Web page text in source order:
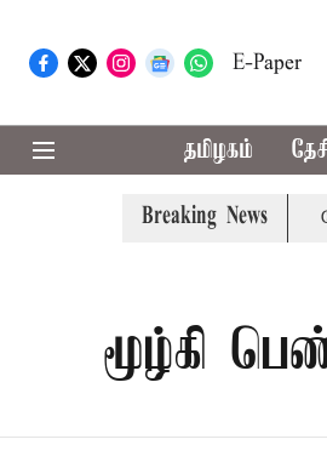
E-Paper
தமிழகம்
Breaking News
வாபஸ் பெற்றார் சங்கீதா
மூழ்கி